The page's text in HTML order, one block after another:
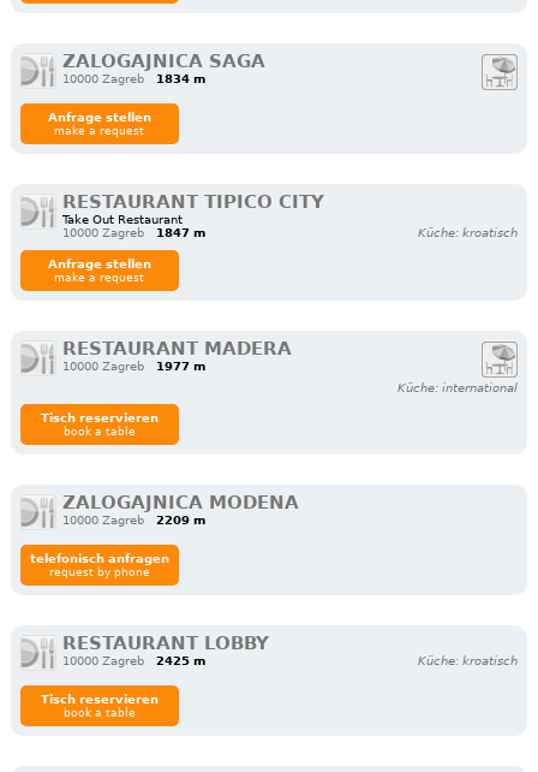
ZALOGAJNICA SAGA
10000 Zagreb 1834 m
Anfrage stellen
make a request
RESTAURANT TIPICO CITY
Take Out Restaurant
10000 Zagreb
1847 m Küche: kroatisch
Anfrage stellen
make a request
RESTAURANT MADERA
10000 Zagreb
1977 m
Küche: international
Tisch reservieren
book a table
ZALOGAJNICA MODENA
10000 Zagreb 2209 m
telefonisch anfragen
request by phone
RESTAURANT LOBBY
10000 Zagreb 2425 m Küche: kroatisch
Tisch reservieren
book a table